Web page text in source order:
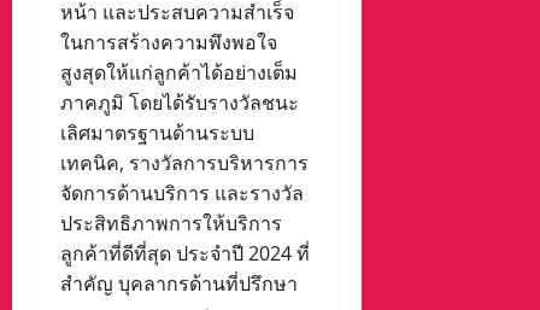
หน้า และประสบความสำเร็จ
ในการสร้างความพึงพอใจ
สูงสุดให้แก่ลูกค้าได้อย่างเต็ม
ภาคภูมิ โดยได้รับรางวัลชนะ
เลิศมาตรฐานด้านระบบ
เทคนิค, รางวัลการบริหารการ
จัดการด้านบริการ และรางวัล
ประสิทธิภาพการให้บริการ
ลูกค้าที่ดีที่สุด ประจำปี 2024 ที่
สำคัญ บุคลากรด้านที่ปรึกษา